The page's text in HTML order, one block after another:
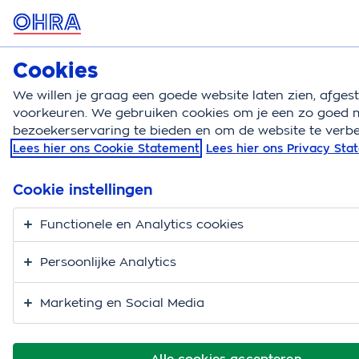
MENU
Autoverzekering
Autoverzekering Auto verzekeren
Leenautoverzekering
Cookies
We willen je graag een goede website laten zien,
voorkeuren. We gebruiken cookies om je een zo goed
bezoekerservaring te bieden en om de website te
Lees hier ons Cookie Statement Lees hier ons Privacy
Cookie instellingen
Functionele en Analytics cookies
Persoonlijke Analytics
Marketing en Social Media